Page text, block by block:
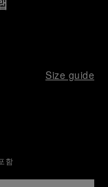
Size guide
함